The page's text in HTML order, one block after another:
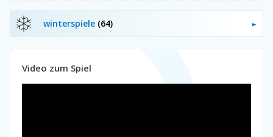
winterspiele (64)
Video zum Spiel